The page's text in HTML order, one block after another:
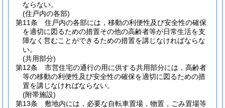
ならない。
(住戸内の各部)
第11条
住戸内の各部には，移動の利便性及び安全性の確保
を適切に図るための措置その他の高齢者等が日常生活を支
障なく営むことができるための措置を講じなければならな
い。
(共用部分)
第12条
市営住宅の通行の用に供する共用部分には，高齢者
等の移動の利便性及び安全性の確保を適切に図るための措
置を講じなければならない。
(附帯施設)
第13条
敷地内には，必要な自転車置場，物置，ごみ置場等